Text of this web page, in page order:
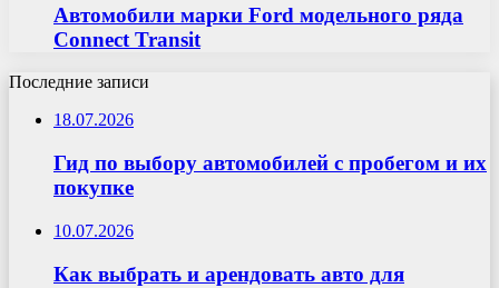
Автомобили марки Ford модельного ряда
Connect Transit
Последние записи
18.07.2026
Гид по выбору автомобилей с пробегом и их
покупке
10.07.2026
Как выбрать и арендовать авто для